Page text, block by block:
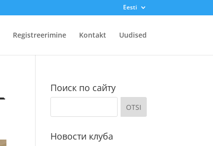
Eesti
Registreerimine Kontakt Uudised
Поиск по сайту
Новости клуба